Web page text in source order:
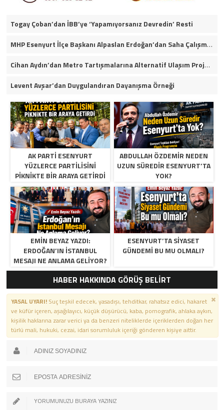
Togay Çoban’dan İBB’ye ‘Yapamıyorsanız Devredin’ Resti
MHP Esenyurt İlçe Başkanı Alpaslan Erdoğan’dan Saha Çalışmaları ve Yerel Gündeme İlişkin Açıklamalar
Cihan Aydın’dan Metro Tartışmalarına Alternatif Ulaşım Projesi
Levent Avşar’dan Duygulandıran Dayanışma Örneği
AK PARTI ESENYURT
YÜZLERCE PARTILISINI
PIKNIKTE BIR ARAYA GETIRDI
ABDULLAH ÖZDEMIR NEDEN
UZUN SÜREDIR ESENYURT’TA
YOK?
EMIN BEYAZ YAZDI:
ERDOĞAN’IN İSTANBUL
MESAJI NE ANLAMA GELIYOR?
ESENYURT’TA SIYASET
GÜNDEMI BU MU OLMALI?
HABER HAKKINDA GÖRÜŞ BELİRT
YASAL UYARI! Suç teşkil edecek, yasadışı, tehditkar, rahatsız edici, hakaret
ve küfür içeren, aşağılayıcı, küçük düşürücü, kaba, pornografik, ahlaka aykırı,
kişilik haklarına zarar verici ya da benzeri niteliklerde içeriklerden doğan her
türlü mali, hukuki, cezai, idari sorumluluk içeriği gönderen kişiye aittir.